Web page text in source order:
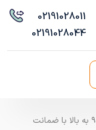
02191028011
02191028044
خودرو شاپ، خرید و فروش خودرو اقساطی مدل ۹۰ به بالا با ضمانت